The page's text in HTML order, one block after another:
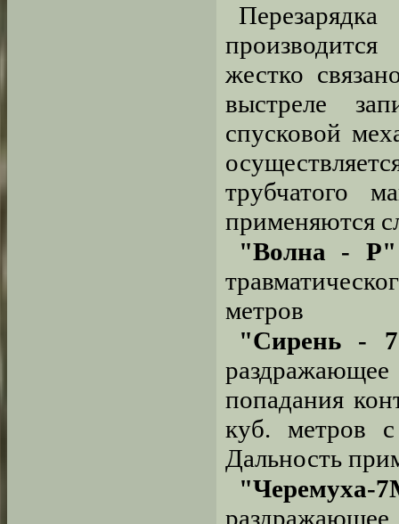
жестко
выстреле
спусковой
трубчатого
применяются
"Волна - Р"
метров
"Сирень -
попадания
куб. метров с
Дальность
"Черемуха-